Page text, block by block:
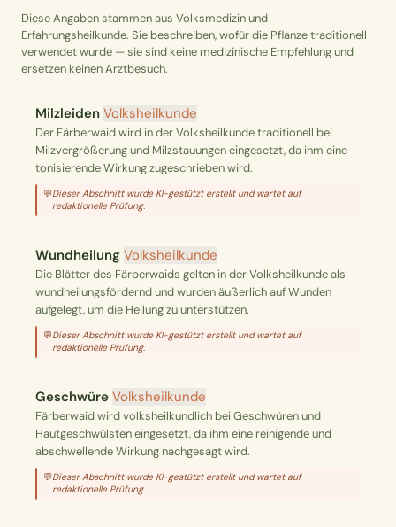
Diese Angaben stammen aus Volksmedizin und
Erfahrungsheilkunde. Sie beschreiben, wofür die Pflanze traditionell
verwendet wurde — sie sind keine medizinische Empfehlung und
ersetzen keinen Arztbesuch.
Milzleiden Volksheilkunde
Der Färberwaid wird in der Volksheilkunde traditionell bei
Milzvergrößerung und Milzstauungen eingesetzt, da ihm eine
tonisierende Wirkung zugeschrieben wird.
💬Dieser Abschnitt wurde KI-gestützt erstellt und wartet auf
redaktionelle Prüfung.
Wundheilung Volksheilkunde
Die Blätter des Färberwaids gelten in der Volksheilkunde als
wundheilungsfördernd und wurden äußerlich auf Wunden
aufgelegt, um die Heilung zu unterstützen.
💬Dieser Abschnitt wurde KI-gestützt erstellt und wartet auf
redaktionelle Prüfung.
Geschwüre Volksheilkunde
Färberwaid wird volksheilkundlich bei Geschwüren und
Hautgeschwülsten eingesetzt, da ihm eine reinigende und
abschwellende Wirkung nachgesagt wird.
💬Dieser Abschnitt wurde KI-gestützt erstellt und wartet auf
redaktionelle Prüfung.